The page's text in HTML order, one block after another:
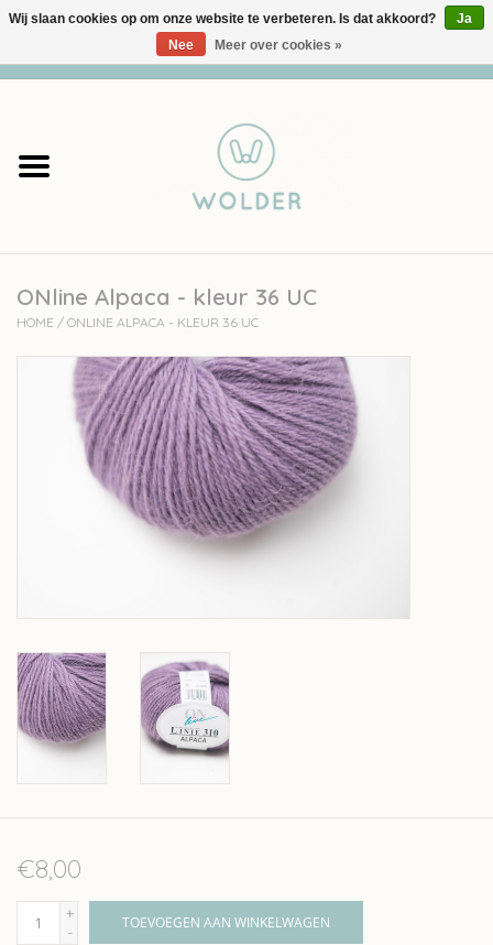
Garens
Accessoires
workshops
Cadeaubon
ONline Alpaca - kleur 36 UC
HOME / ONLINE ALPACA - KLEUR 36 UC
€8,00
+
-
TOEVOEGEN AAN WINKELWAGEN
Wij slaan cookies op om onze website te verbeteren. Is dat akkoord?
Ja
Nee
Meer over cookies »